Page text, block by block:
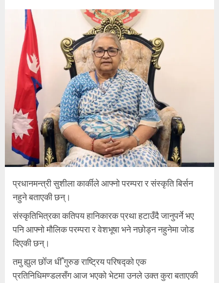
प्रधानमन्त्री सुशीला कार्कीले आफ्नो परम्परा र संस्कृति बिर्सन
नहुने बताएकी छन्।
संस्कृतिभित्रका कतिपय हानिकारक प्रथा हटाउँदै जानुपर्ने भए
पनि आफ्नो मौलिक परम्परा र वेशभूषा भने नछोड्न नहुनेमा जोड
दिएकी छन्।
तमु ह्युल छोँज धीँ गुरुङ राष्ट्रिय परिषद्को एक
प्रतिनिधिमण्डलसँग आज भएको भेटमा उनले उक्त कुरा बताएकी